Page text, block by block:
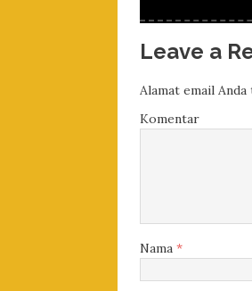
Leave a
Alamat email
Komentar
Nama *